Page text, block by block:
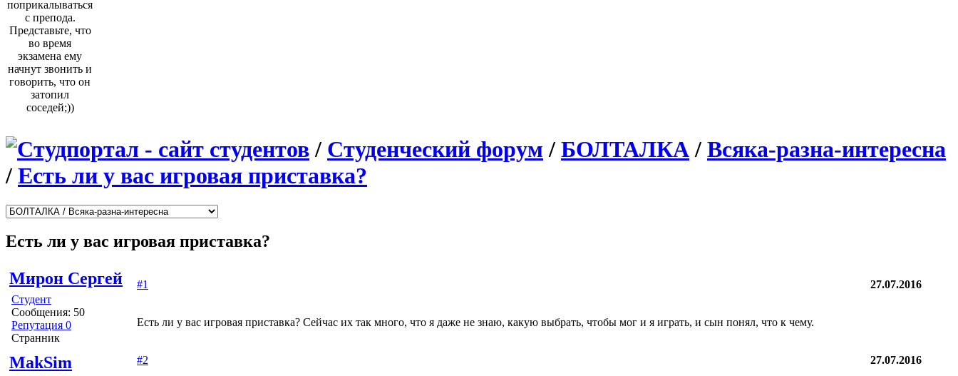
поприкалываться
с препода.
Представьте, что
во время
экзамена ему
начнут звонить и
говорить, что он
затопил
соседей;))
/ Студенческий форум / БОЛТАЛКА/ Всяка-разна-интересна
/ Есть ли у вас игровая приставка?
Есть ли у вас игровая приставка?
Мирон Сергей
Студент
Сообщения: 50
Репутация 0
Странник
#1 27.07.2016
Есть ли у вас игровая приставка? Сейчас их так много, что я даже не знаю, какую выбрать, чтобы мог и я играть, и сын понял, что к чему.
MakSim #2 27.07.2016